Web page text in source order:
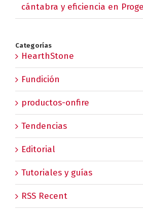
cántabra y eficiencia en
Categorías
HearthStone
Fundición
productos-onfire
Tendencias
Editorial
Tutoriales y guías
RSS Recent